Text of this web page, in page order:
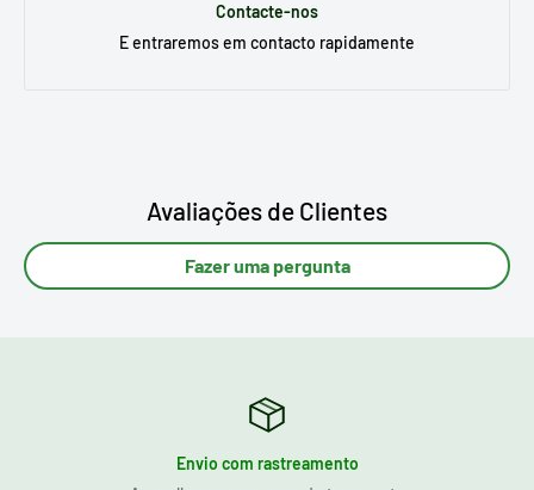
Contacte-nos
E entraremos em contacto rapidamente
Avaliações de Clientes
Fazer uma pergunta
Envio com rastreamento